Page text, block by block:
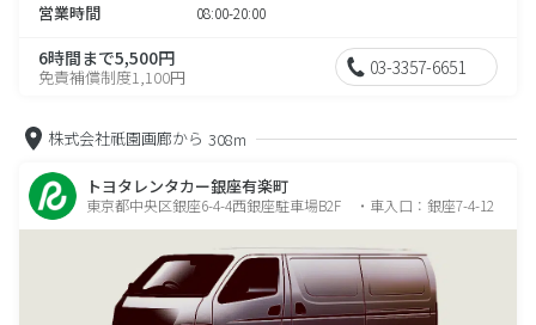
営業時間 08:00-20:00
6時間まで5,500円
免責補償制度1,100円 03-3357-6651
株式会社祇園画廊から 308m
トヨタレンタカー銀座有楽町
東京都中央区銀座6-4-4西銀座駐車場B2F ・車入口：銀座7-4-12